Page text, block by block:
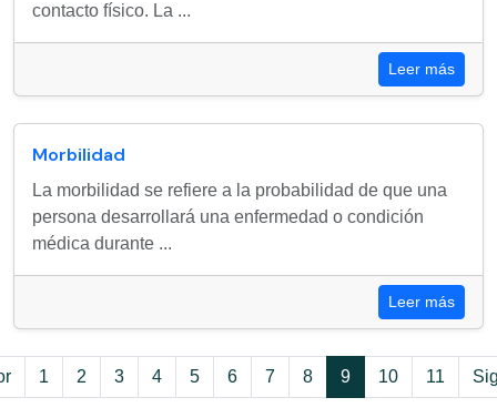
contacto físico. La ...
Leer más
Morbilidad
La morbilidad se refiere a la probabilidad de que una
persona desarrollará una enfermedad o condición
médica durante ...
Leer más
1 2 3 4 5 6 7 8 9 10 11